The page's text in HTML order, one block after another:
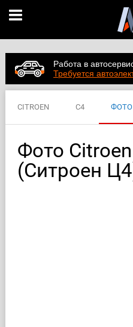
Работа в
Требуется
CITROEN C4 ФОТО
Фото
(Ситроен